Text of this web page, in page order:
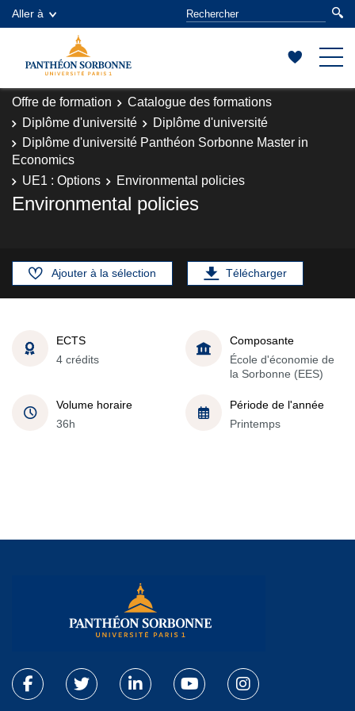
Aller à
Offre de formation
Catalogue des formations
Diplôme d'université
Diplôme d'université
Diplôme d'université Panthéon Sorbonne Master in
Economics
UE1 : Options
Environmental policies
Environmental policies
Ajouter à la sélection Télécharger
ECTS
4 crédits
Composante
École d'économie de
la Sorbonne (EES)
Volume horaire
36h
Période de l'année
Printemps